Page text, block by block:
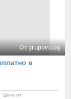
От grupovo.bg
в
Цена от